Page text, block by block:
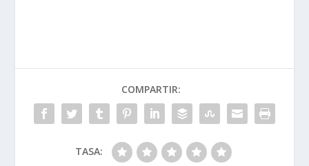
COMPARTIR:
TASA: